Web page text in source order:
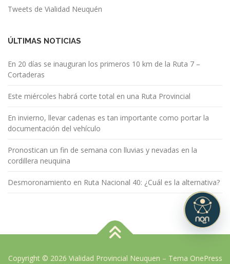
Tweets de Vialidad Neuquén
ÚLTIMAS NOTICIAS
En 20 días se inauguran los primeros 10 km de la Ruta 7 –
Cortaderas
Este miércoles habrá corte total en una Ruta Provincial
En invierno, llevar cadenas es tan importante como portar la
documentación del vehículo
Pronostican un fin de semana con lluvias y nevadas en la
cordillera neuquina
Desmoronamiento en Ruta Nacional 40: ¿Cuál es la alternativa?
Copyright © 2026 Vialidad Provincial Neuquen – Tema OnePress